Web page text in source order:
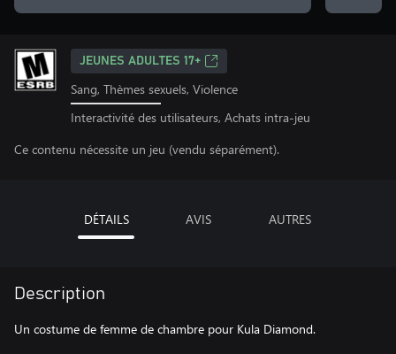
JEUNES ADULTES 17+
Sang, Thèmes sexuels, Violence
Interactivité des utilisateurs, Achats intra-jeu
Ce contenu nécessite un jeu (vendu séparément).
DÉTAILS AVIS AUTRES
Description
Un costume de femme de chambre pour Kula Diamond.